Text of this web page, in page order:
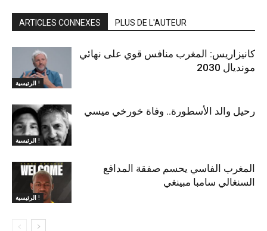
ARTICLES CONNEXES PLUS DE L'AUTEUR
الرئيسية !
كانيزاريس: المغرب منافس قوي على نهائي
مونديال 2030
الرئيسية !
رحيل والد الأسطورة.. وفاة خورخي ميسي
الرئيسية !
المغرب الفاسي يحسم صفقة المدافع
السنغالي سامبا مبينغي